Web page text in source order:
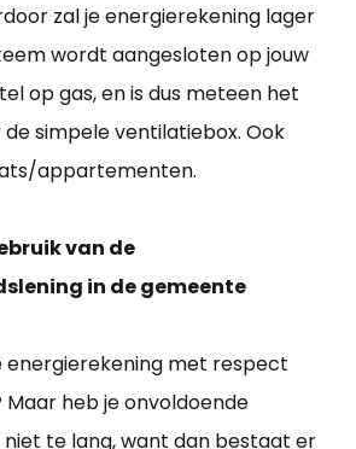
zal je energierekening lager
wordt aangesloten op jouw
op gas, en is dus meteen het
simpele ventilatiebox. Ook
appartementen.
van de
in de gemeente
energierekening met respect
heb je onvoldoende
te lang, want dan bestaat er